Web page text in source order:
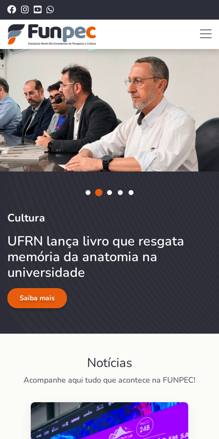
Cultura
UFRN lança livro que resgata
memória da anatomia na
universidade
Saiba mais
Notícias
Acompanhe aqui tudo que acontece na FUNPEC!